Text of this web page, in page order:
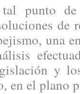
de
de
una
y
en el plano